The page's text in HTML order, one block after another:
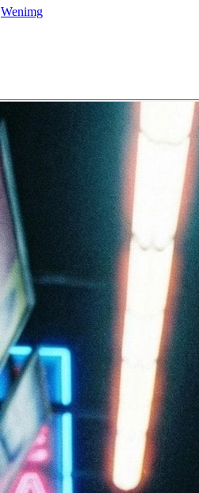
Wenimg